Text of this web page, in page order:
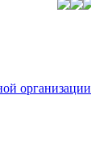
организации